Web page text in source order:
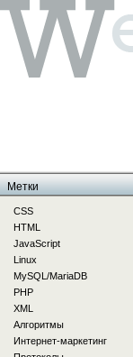
Метки
CSS
HTML
JavaScript
Linux
MySQL/MariaDB
PHP
XML
Алгоритмы
Интернет-маркетинг